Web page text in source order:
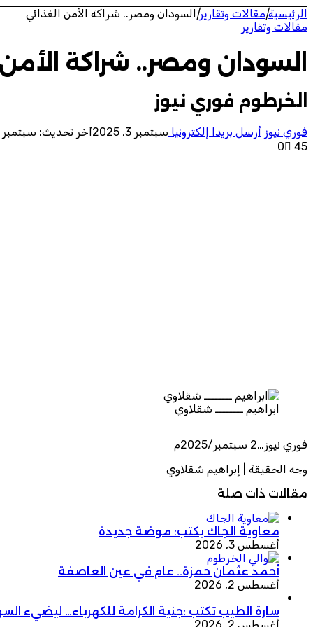
الرئيسية|مقالات وتقارير| السودان ومصر.. شراكة الأمن الغذائي
مقالات وتقارير
السودان ومصر.. شراكة
الخرطوم فوري نيوز
فوري نيوز أرسل بريدا إلكترونيا سبتمبر 3, 2025
آخر تحديث: سبتمبر 3, 2025
0
45
ابراهيم ــــــــ شقلاوي
فوري نيوز…2 سبتمبر/2025م
وجه الحقيقة | إبراهيم شقلاوي
مقالات ذات صلة
معاوية الجاك يكتب: موضة جديدة
أغسطس 3, 2026
أحمد عثمان حمزة.. عام في عين العاصفة
أغسطس 2, 2026
سارة الطيب تكتب :جنية الكرامة للكهرباء… ليضيء